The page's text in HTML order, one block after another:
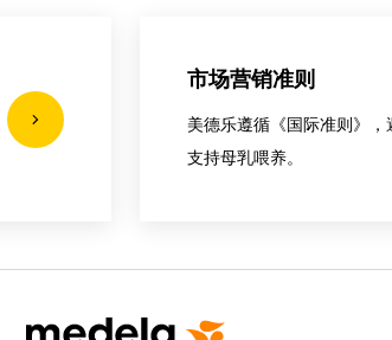
市场营销准则
美德乐遵循《国际准则》
支持母乳喂养。